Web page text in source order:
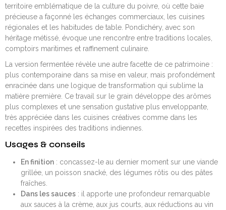
territoire emblématique de la culture du poivre, où cette baie
précieuse a façonné les échanges commerciaux, les cuisines
régionales et les habitudes de table. Pondichéry, avec son
héritage métissé, évoque une rencontre entre traditions locales,
comptoirs maritimes et raffinement culinaire.
La version fermentée révèle une autre facette de ce patrimoine :
plus contemporaine dans sa mise en valeur, mais profondément
enracinée dans une logique de transformation qui sublime la
matière première. Ce travail sur le grain développe des arômes
plus complexes et une sensation gustative plus enveloppante,
très appréciée dans les cuisines créatives comme dans les
recettes inspirées des traditions indiennes.
Usages & conseils
En finition: concassez-le au dernier moment sur une viande
grillée, un poisson snacké, des légumes rôtis ou des pâtes
fraîches.
Dans les sauces: il apporte une profondeur remarquable
aux sauces à la crème, aux jus courts, aux réductions au vin